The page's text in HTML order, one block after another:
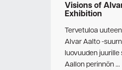
Visions of
Exhibition
Tervetuloa
Alvar Aalto -
luovuuden juurille
Aallon perinnön …